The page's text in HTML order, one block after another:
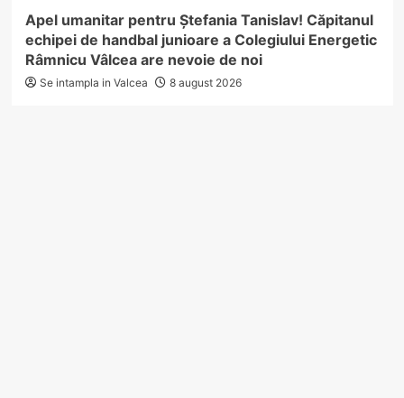
Apel umanitar pentru Ștefania Tanislav! Căpitanul
echipei de handbal junioare a Colegiului Energetic
Râmnicu Vâlcea are nevoie de noi
Se intampla in Valcea 8 august 2026